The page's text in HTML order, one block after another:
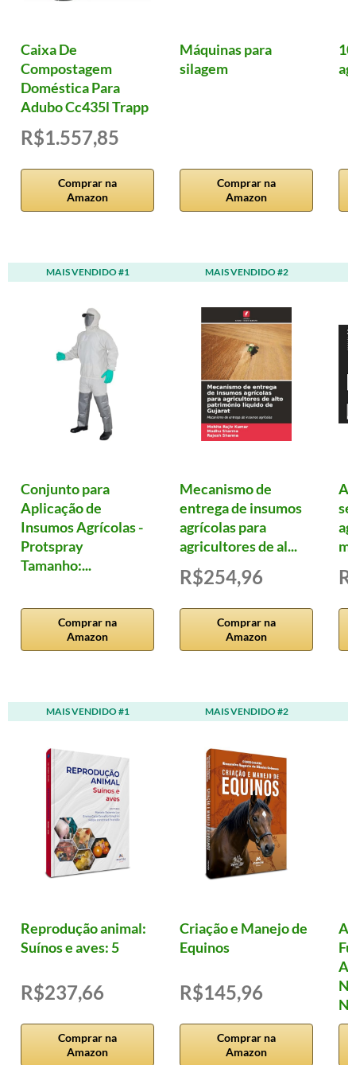
Caixa De
Compostagem
Doméstica Para
Adubo Cc435l Trapp
R$1.557,85
Comprar na
Amazon
Máquinas para
silagem
Comprar na
Amazon
MAIS VENDIDO #1
Conjunto para
Aplicação de
Insumos Agrícolas -
Protspray
Tamanho:...
Comprar na
Amazon
MAIS VENDIDO #2
Mecanismo de
entrega de insumos
agrícolas para
agricultores de al...
R$254,96
Comprar na
Amazon
MAIS VENDIDO #1
Reprodução animal:
Suínos e aves: 5
R$237,66
Comprar na
Amazon
MAIS VENDIDO #2
Criação e Manejo de
Equinos
R$145,96
Comprar na
Amazon